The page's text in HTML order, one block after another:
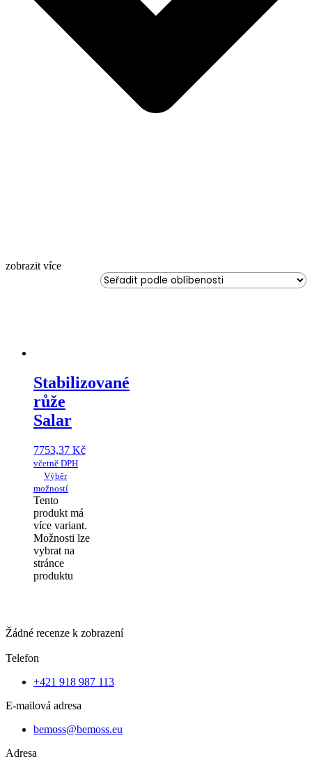
zobrazit více
Stabilizované
růže
Salar
7753,37 Kč
včetně DPH
Výběr
možností
Tento
produkt má
více variant.
Možnosti lze
vybrat na
stránce
produktu
Žádné recenze k zobrazení
Telefon
+421 918 987 113
E-mailová adresa
bemoss@bemoss.eu
Adresa